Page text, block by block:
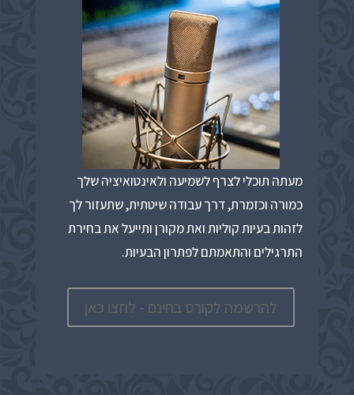
מעתה תוכלי לצרף לשמיעה ולאינטואיציה שלך
כמורה וכזמרת, דרך עבודה שיטתית, שתעזור לך
לזהות בעיות קוליות ואת מקורן ותייעל את בחירת
התרגילים והתאמתם לפתרון הבעיות.
להרשמה לקורס בחינם - לחצו כאן